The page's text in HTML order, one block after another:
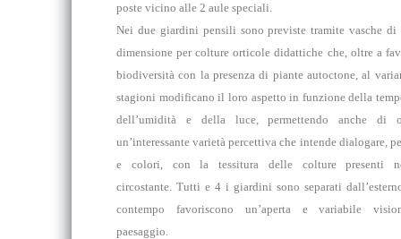
poste vicino alle 2 aule speciali.
Nei due giardini pensili sono previste tramite vasche di
dimensione per colture orticole didattiche che, oltre a
biodiversità con la presenza di piante autoctone, al
stagioni modificano il loro aspetto in funzione della
dell’umidità e della luce, permettendo anche di
un’interessante varietà percettiva che intende dialogare,
e colori, con la tessitura delle colture presenti
circostante. Tutti e 4 i giardini sono separati
contempo favoriscono un’aperta e variabile
paesaggio.